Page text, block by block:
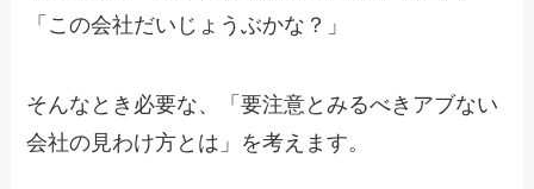
「この会社だいじょうぶかな？」
そんなとき必要な、「要注意とみるべきアブない
会社の見わけ方とは」を考えます。